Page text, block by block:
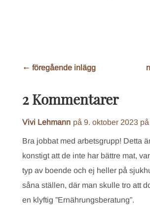
← föregående inlägg
2 Kommentarer
Vivi Lehmann på 9. oktober 2023
Bra jobbat med arbetsgrupp! Detta
konstigt att de inte har bättre mat,
typ av boende och ej heller på
såna ställen, där man skulle tro att
en klyftig ”Ernährungsberatung”.